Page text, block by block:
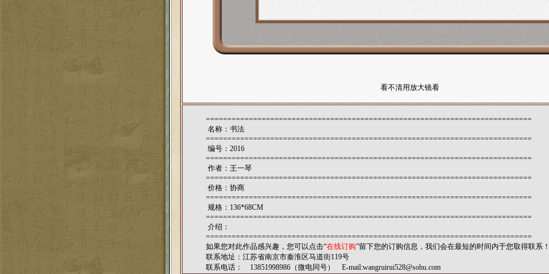
看不清用放大镜看
============================================================================
名称：书法
============================================================================
编号：2016
============================================================================
作者： 王一琴
============================================================================
价格：协商
============================================================================
规格：136*68CM
============================================================================
介绍：
============================================================================
如果您对此作品感兴趣，您可以点击“在线订购”留下您的订购信息，我们会在最短的时间内于您取得联系
联系地址：江苏省南京市秦淮区马道街119号
联系电话： 13851998986（微电同号） E-mail:wangruirui528@sohu.com